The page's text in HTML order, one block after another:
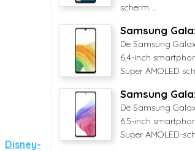
Disney-
scherm. ...
Samsung
De Samsung
6,4-inch
Super AMOLED
Samsung
De Samsung
6,5-inch
Super AMOLED-